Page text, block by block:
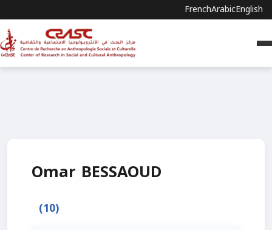
FrenchArabicEnglish
Omar BESSAOUD
(10)